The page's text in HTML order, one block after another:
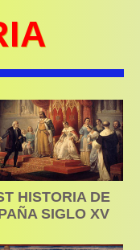
HISTORIA DE
SIGLO XV